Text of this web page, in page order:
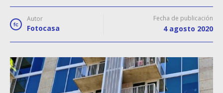
Autor
Fotocasa
Fecha de publicación
4 agosto 2020